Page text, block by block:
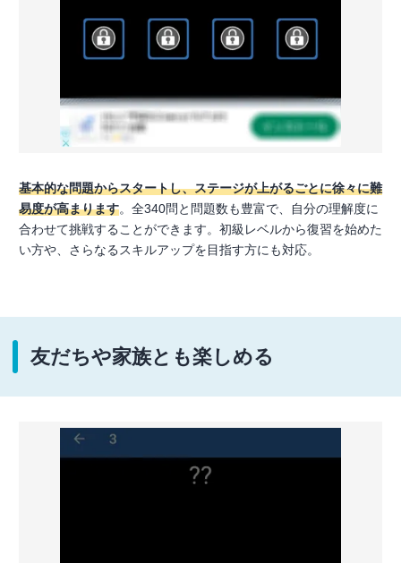
基本的な問題からスタートし、ステージが上がるごとに徐々に難
易度が高まります。全340問と問題数も豊富で、自分の理解度に
合わせて挑戦することができます。初級レベルから復習を始めた
い方や、さらなるスキルアップを目指す方にも対応。
友だちや家族とも楽しめる